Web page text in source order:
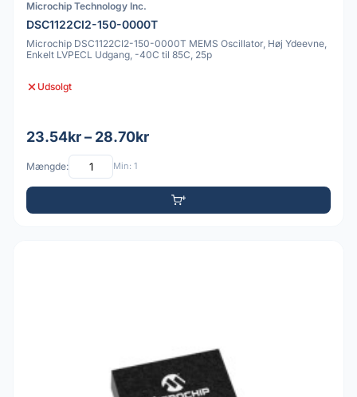
Microchip Technology Inc.
DSC1122CI2-150-0000T
Microchip DSC1122CI2-150-0000T MEMS Oscillator, Høj Ydeevne,
Enkelt LVPECL Udgang, -40C til 85C, 25p
Udsolgt
23.54kr – 28.70kr
Mængde: Min: 1